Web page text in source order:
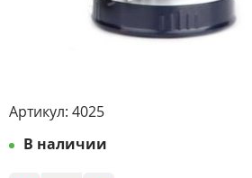
Артикул: 4025
В наличии